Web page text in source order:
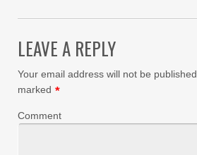
LEAVE A REPLY
Your email address will not be published.
marked *
Comment